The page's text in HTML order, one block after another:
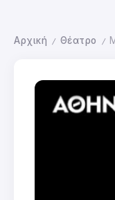
Αρχική / Θέατρο /